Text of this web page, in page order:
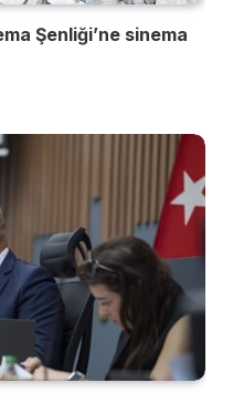
Şenliği’ne sinema